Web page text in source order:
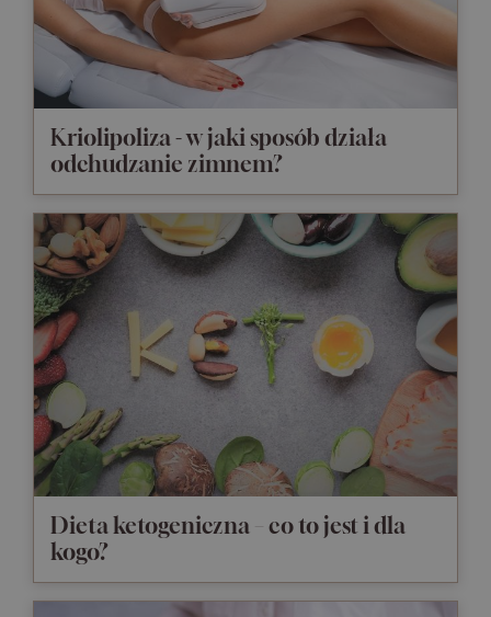
Kriolipoliza - w jaki sposób działa
odchudzanie zimnem?
Dieta ketogeniczna – co to jest i dla
kogo?